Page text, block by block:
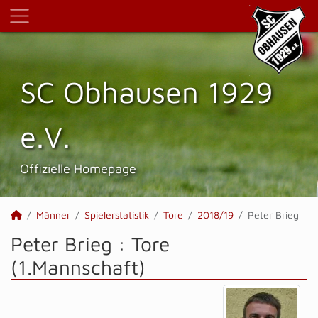
SC Obhausen 1929
e.V.
Offizielle Homepage
Männer Spielerstatistik Tore 2018/19 Peter Brieg
Peter Brieg : Tore
(1.Mannschaft)